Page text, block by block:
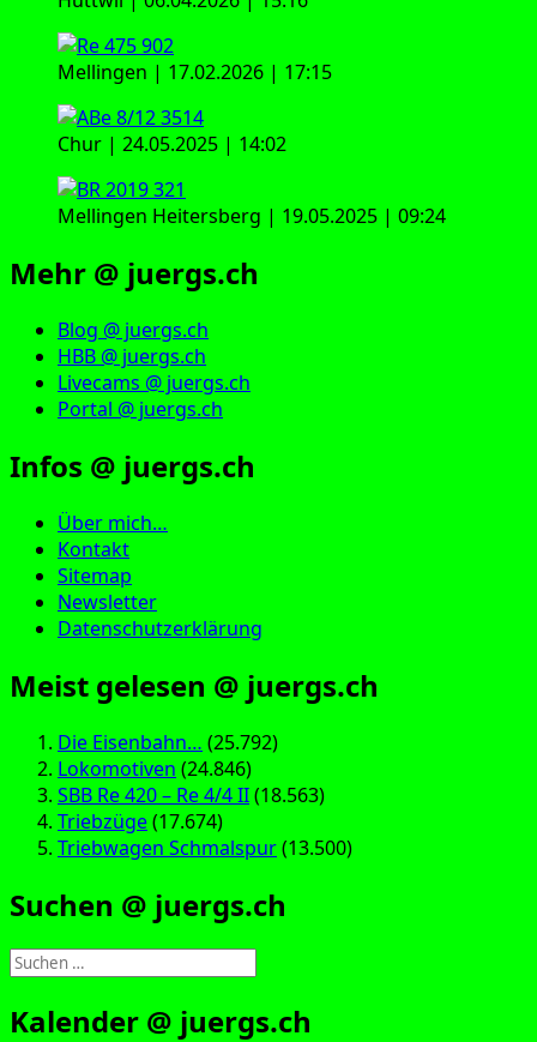
Mellingen | 17.02.2026 | 17:15
Chur | 24.05.2025 | 14:02
Mellingen Heitersberg | 19.05.2025 | 09:24
Mehr @ juergs.ch
Blog @ juergs.ch
HBB @ juergs.ch
Livecams @ juergs.ch
Portal @ juergs.ch
Infos @ juergs.ch
Über mich…
Kontakt
Sitemap
Newsletter
Datenschutzerklärung
Meist gelesen @ juergs.ch
Die Eisenbahn… (25.792)
Lokomotiven (24.846)
SBB Re 420 – Re 4/4 II(18.563)
Triebzüge(17.674)
Triebwagen Schmalspur(13.500)
Suchen @ juergs.ch
Suchen
nach:
Kalender @ juergs.ch